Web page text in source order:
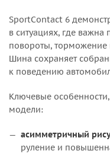
SportContact 6
в ситуациях, где важна
повороты, торможение
Шина сохраняет
к поведению
Ключевые
модели:
асимметричный
руление и